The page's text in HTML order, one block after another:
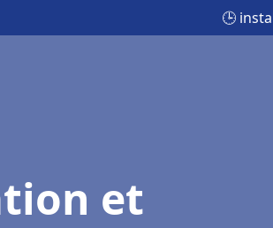
🕒
et